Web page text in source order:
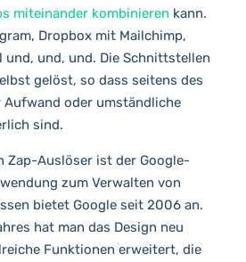
miteinander kombinieren kann.
Dropbox mit Mailchimp,
und, und, und. Die Schnittstellen
gelöst, so dass seitens des
oder umständliche
sind.
Zap-Auslöser ist der Google-
zum Verwalten von
bietet Google seit 2006 an.
hat man das Design neu
Funktionen erweitert, die